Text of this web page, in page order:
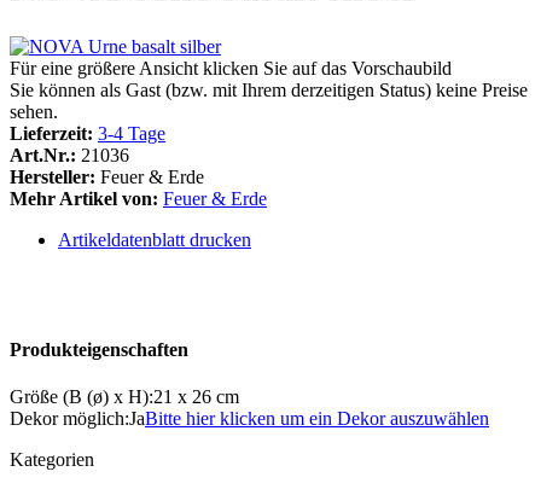
Für eine größere Ansicht klicken Sie auf das Vorschaubild
Sie können als Gast (bzw. mit Ihrem derzeitigen Status) keine Preise
sehen.
Lieferzeit: 3-4 Tage
Art.Nr.: 21036
Hersteller: Feuer & Erde
Mehr Artikel von: Feuer & Erde
Artikeldatenblatt drucken
Produkteigenschaften
Größe (B (ø) x H):21 x 26 cm
Dekor möglich:JaBitte hier klicken um ein Dekor auszuwählen
Kategorien